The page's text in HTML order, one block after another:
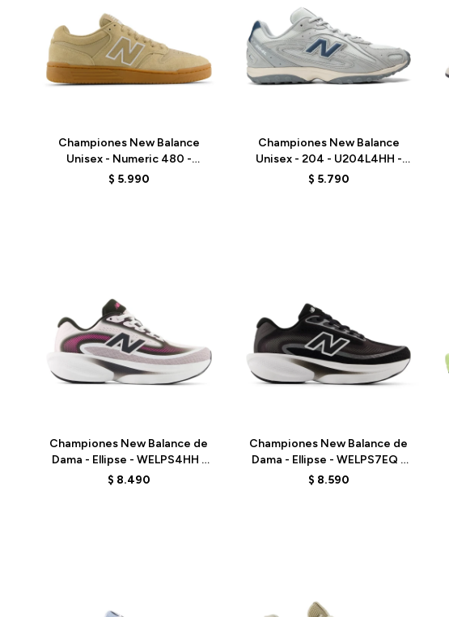
Championes New Balance
Unisex - Numeric 480 -
UN480TSG - BEIGE
$ 5.990
Championes New Balance
Unisex - 204 - U204L4HH -
GREY
$ 5.790
Championes New Balance de
Dama - Ellipse - WELPS4HH -
PINK
$ 8.490
Championes New Balance de
Dama - Ellipse - WELPS7EQ -
BLACK
$ 8.590